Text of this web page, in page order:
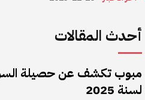
أحدث المقالات
مبوب تكشف عن حصيلة
لسنة 2025